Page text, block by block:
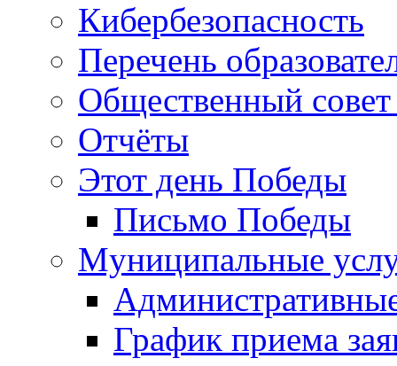
Кибербезопасность
Перечень
Общественный
Отчёты
Этот день Победы
Письмо Победы
Mуниципальные
График приема